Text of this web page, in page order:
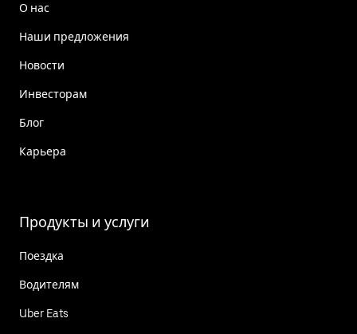
О нас
Наши предложения
Новости
Инвесторам
Блог
Карьера
Продукты и услуги
Поездка
Водителям
Uber Eats